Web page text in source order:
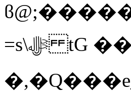
=s\ﷻ tG �����k/�i+q��S�s�